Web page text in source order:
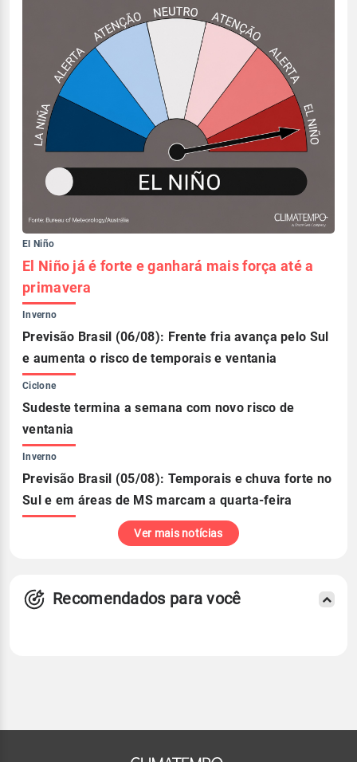
El Niño
El Niño já é forte e ganhará mais força até a
primavera
Inverno
Previsão Brasil (06/08): Frente fria avança pelo Sul
e aumenta o risco de temporais e ventania
Ciclone
Sudeste termina a semana com novo risco de
ventania
Inverno
Previsão Brasil (05/08): Temporais e chuva forte no
Sul e em áreas de MS marcam a quarta-feira
Ver mais notícias
Recomendados para você